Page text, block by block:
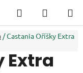
Hledat
KOŠÍK
/Castania Oříšky Extra
Extra